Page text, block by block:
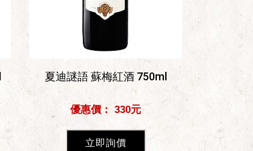
夏迪謎語 蘇梅紅酒 750ml
優惠價： 330元
立即詢價